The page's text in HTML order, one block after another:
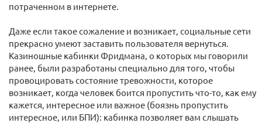
потраченном в интернете.
Даже если такое сожаление и возникает, социальные сети
прекрасно умеют заставить пользователя вернуться.
Казиношные кабинки Фридмана, о которых мы говорили
ранее, были разработаны специально для того, чтобы
провоцировать состояние тревожности, которое
возникает, когда человек боится пропустить что-то, как ему
кажется, интересное или важное (боязнь пропустить
интересное, или БПИ): кабинка позволяет вам слышать